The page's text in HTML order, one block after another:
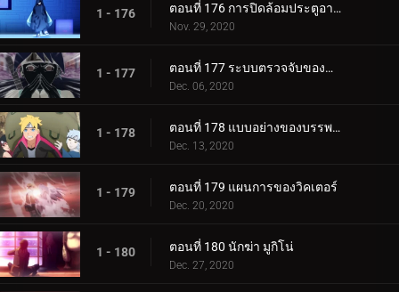
1 - 176 ตอนที่ 176 การปิดล้อมประตูอาอุน!
Nov. 29, 2020
1 - 177 ตอนที่ 177 ระบบตรวจจับของกำแพงเหล็ก
Dec. 06, 2020
1 - 178 ตอนที่ 178 แบบอย่างของบรรพบุรุษของเรา
Dec. 13, 2020
1 - 179 ตอนที่ 179 แผนการของวิคเตอร์
Dec. 20, 2020
1 - 180 ตอนที่ 180 นักฆ่า มูกิโน่
Dec. 27, 2020